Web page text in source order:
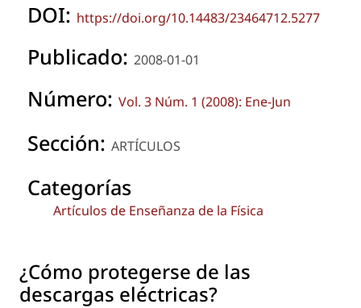
DOI: https://doi.org/10.14483/23464712.5277
Publicado: 2008-01-01
Número: Vol. 3 Núm. 1 (2008): Ene-Jun
Sección: ARTÍCULOS
Categorías
Artículos de Enseñanza de la Física
¿Cómo protegerse de las
descargas eléctricas?